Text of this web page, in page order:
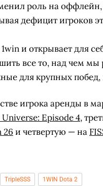
роль на
дефицит игроков
и открывает для
все то, над чем
для крупных
игрока аренды в
Universe: Episode 4,
26 и четвертую — на
TripleSSS 1WIN Dota 2